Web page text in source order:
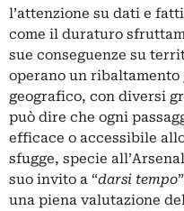
l’attenzione su dati e
come il duraturo
sue conseguenze su
operano un
geografico, con diversi
può dire che ogni
efficace o accessibile
sfugge, specie
suo invito a “darsi tempo
una piena valutazione